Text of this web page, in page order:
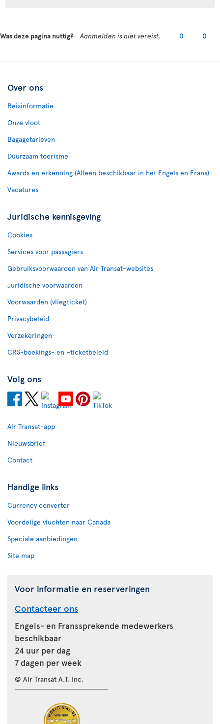
Was deze pagina nuttig? Aanmelden is niet vereist. 0 0
Over ons
Reisinformatie
Onze vloot
Bagagetarieven
Duurzaam toerisme
Awards en erkenning (Alleen beschikbaar in het Engels en Frans)
Vacatures
Juridische kennisgeving
Cookies
Services voor passagiers
Gebruiksvoorwaarden van Air Transat-websites
Juridische voorwaarden
Voorwaarden (vliegticket)
Privacybeleid
Verzekeringen
CRS-boekings- en –ticketbeleid
Volg ons
Air Transat-app
Nieuwsbrief
Contact
Handige links
Currency converter
Voordelige vluchten naar Canada
Speciale aanbiedingen
Site map
Voor informatie en reserveringen
Contacteer ons
Engels- en Franssprekende medewerkers
beschikbaar
24 uur per dag
7 dagen per week
© Air Transat A.T. Inc.